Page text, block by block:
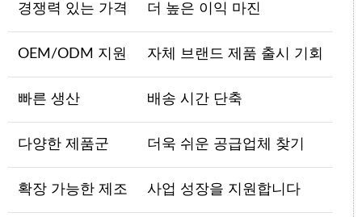
경쟁력 있는 가격 더 높은 이익 마진
OEM/ODM 지원 자체 브랜드 제품 출시 기회
빠른 생산 배송 시간 단축
다양한 제품군 더욱 쉬운 공급업체 찾기
확장 가능한 제조 사업 성장을 지원합니다